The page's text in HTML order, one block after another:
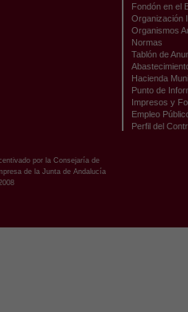
Fondón en el
Organización
Organismos
Normas
Tablón de
Hacienda
Punto de
Impresos y
Empleo
Perfil del
por la Consejaría de
de la Junta de Andalucía